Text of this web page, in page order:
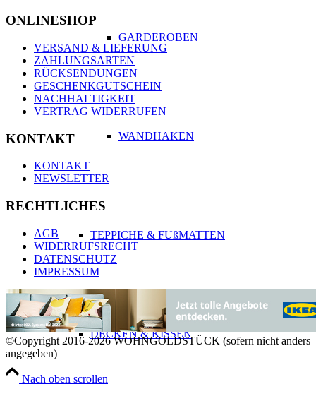
GARDEROBEN
WANDHAKEN
TEPPICHE & FUßMATTEN
DECKEN & KISSEN
ONLINESHOP
VERSAND & LIEFERUNG
ZAHLUNGSARTEN
RÜCKSENDUNGEN
GESCHENKGUTSCHEIN
NACHHALTIGKEIT
VERTRAG WIDERRUFEN
KONTAKT
KONTAKT
NEWSLETTER
RECHTLICHES
AGB
WIDERRUFSRECHT
DATENSCHUTZ
IMPRESSUM
©Copyright 2016-2026 WOHNGOLDSTÜCK (sofern nicht anders
angegeben)
Nach oben scrollen